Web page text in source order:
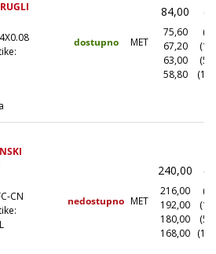
dostupno MET
84,00
75,60
67,20
63,00
58,80
CN
nedostupno MET
240,00
216,00
192,00
180,00
168,00